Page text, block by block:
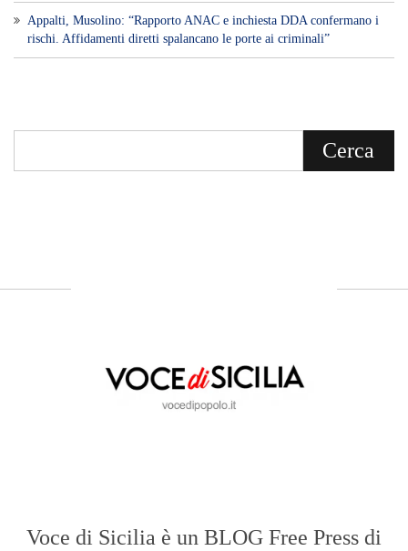
​Appalti, Musolino: “Rapporto ANAC e inchiesta DDA confermano i
rischi. Affidamenti diretti spalancano le porte ai criminali”
Voce di Sicilia è un BLOG Free Press di